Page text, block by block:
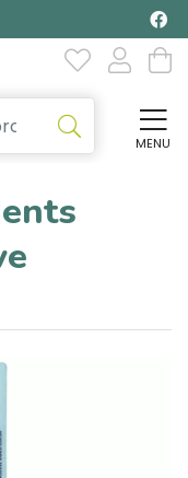
MENU